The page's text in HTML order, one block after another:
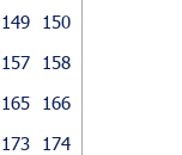
149
150
157
158
165
166
173
174